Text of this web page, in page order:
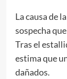
La causa de
sospecha
Tras el
estima que
dañados.